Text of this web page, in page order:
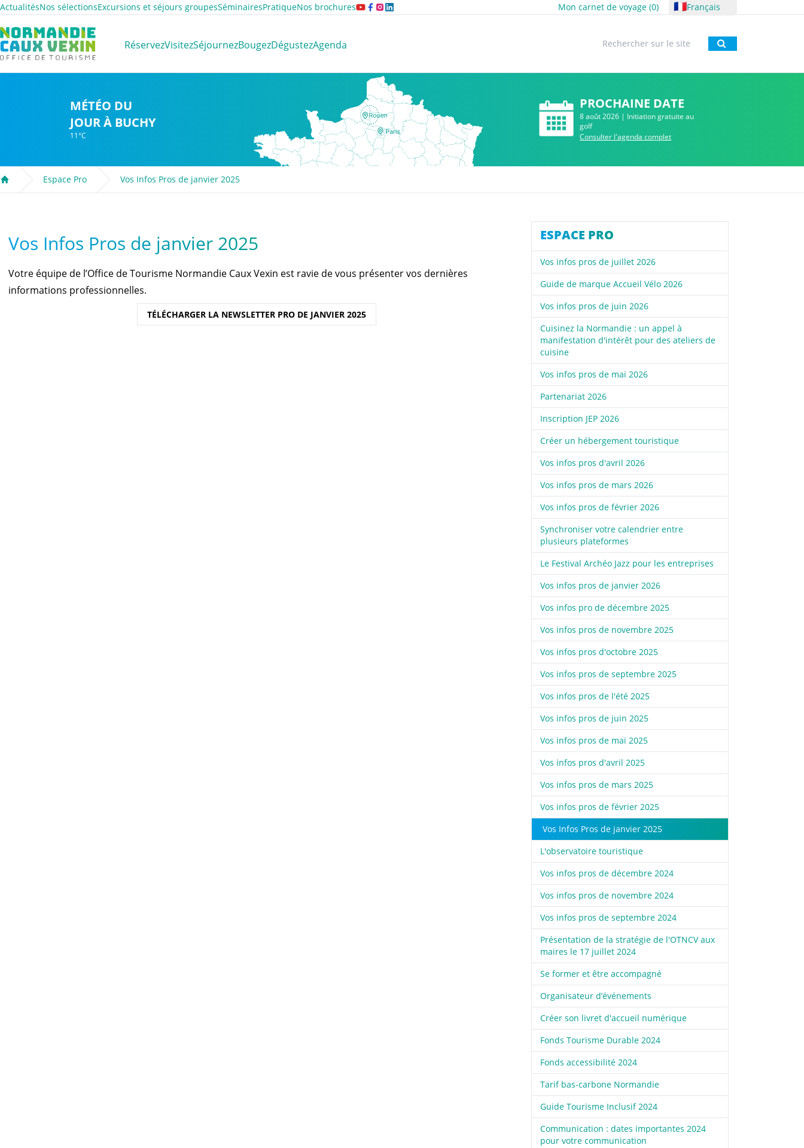
ActualitésNos sélectionsExcursions et séjours groupesSéminairesPratiqueNos brochures Mon carnet de voyage (0) 🇫🇷Français
Normandie Caux Vexin
RéservezVisitezSéjournezBougezDégustezAgenda Rechercher
MÉTÉO DU
JOUR À BUCHY
11°C
PROCHAINE DATE
8 août 2026 | Initiation gratuite au
golf
Consulter l'agenda complet
Accueil
Espace Pro Vos Infos Pros de janvier 2025
Vos Infos Pros de janvier 2025
Votre équipe de l’Office de Tourisme Normandie Caux Vexin est ravie de vous présenter vos dernières
informations professionnelles.
TÉLÉCHARGER LA NEWSLETTER PRO DE JANVIER 2025
ESPACE PRO
Vos infos pros de juillet 2026
Guide de marque Accueil Vélo 2026
Vos infos pros de juin 2026
Cuisinez la Normandie : un appel à
manifestation d'intérêt pour des ateliers de
cuisine
Vos infos pros de mai 2026
Partenariat 2026
Inscription JEP 2026
Créer un hébergement touristique
Vos infos pros d'avril 2026
Vos infos pros de mars 2026
Vos infos pros de février 2026
Synchroniser votre calendrier entre
plusieurs plateformes
Le Festival Archéo Jazz pour les entreprises
Vos infos pros de janvier 2026
Vos infos pro de décembre 2025
Vos infos pros de novembre 2025
Vos infos pros d'octobre 2025
Vos infos pros de septembre 2025
Vos infos pros de l'été 2025
Vos infos pros de juin 2025
Vos infos pros de mai 2025
Vos infos pros d'avril 2025
Vos infos pros de mars 2025
Vos infos pros de février 2025
Vos Infos Pros de janvier 2025
L'observatoire touristique
Vos infos pros de décembre 2024
Vos infos pros de novembre 2024
Vos infos pros de septembre 2024
Présentation de la stratégie de l'OTNCV aux
maires le 17 juillet 2024
Se former et être accompagné
Organisateur d’événements
Créer son livret d'accueil numérique
Fonds Tourisme Durable 2024
Fonds accessibilité 2024
Tarif bas-carbone Normandie
Guide Tourisme Inclusif 2024
Communication : dates importantes 2024
pour votre communication